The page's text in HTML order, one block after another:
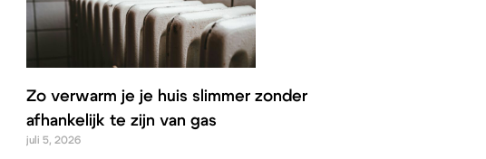
Zo verwarm je je huis slimmer zonder
afhankelijk te zijn van gas
juli 5, 2026